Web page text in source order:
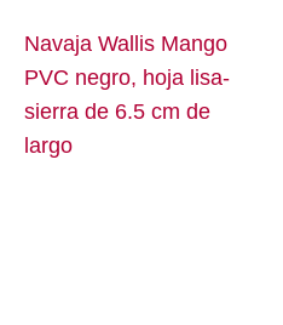
Navaja Wallis Mango
PVC negro, hoja lisa-
sierra de 6.5 cm de
largo